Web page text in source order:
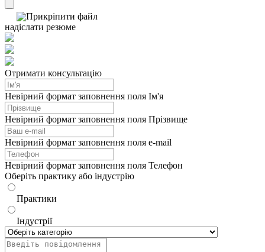
Прикріпити файл
надіслати резюме
Отримати консультацію
Невірний формат заповнення поля Ім'я
Невірний формат заповнення поля Прізвище
Невірний формат заповнення поля e-mail
Невірний формат заповнення поля Телефон
Оберіть практику або індустрію
Практики
Індустрії